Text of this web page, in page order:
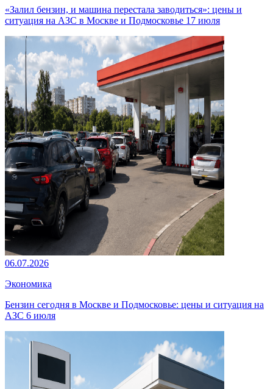
«Залил бензин, и машина перестала заводиться»: цены и
ситуация на АЗС в Москве и Подмосковье 17 июля
06.07.2026
Экономика
Бензин сегодня в Москве и Подмосковье: цены и ситуация на
АЗС 6 июля